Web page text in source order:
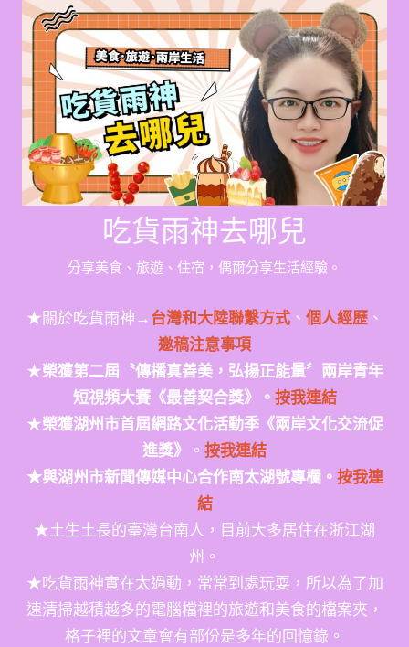
Skip
content
吃貨雨神去哪兒
分享美食、旅遊、住宿，偶爾分享生活經驗。
★關於吃貨雨神→台灣和大陸聯繫方式、 個人經歷、
邀稿注意事項
★榮獲第二屆〝傳播真善美，弘揚正能量〞兩岸青年
短視頻大賽《最善契合獎》。 按我連結
★榮獲湖州市首屆網路文化活動季《兩岸文化交流促
進獎》
。 按我連結
★與湖州市新聞傳媒中心合作南太湖號專欄。 按我連
結
★土生土長的臺灣台南人，目前大多居住在浙江湖
州。
★吃貨雨神實在太過動，常常到處玩耍，所以為了加
速清掃越積越多的電腦檔裡的旅遊和美食的檔案夾，
格子裡的文章會有部份是多年的回憶錄。